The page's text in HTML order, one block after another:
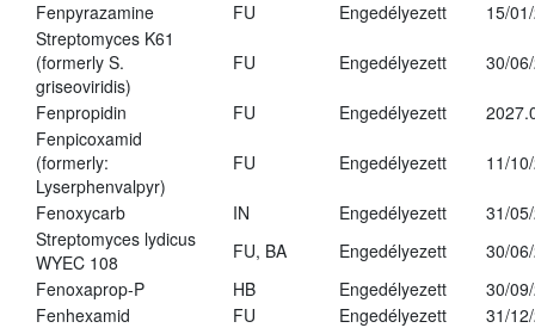
Fenpyrazamine
FU Engedélyezett
15/
Streptomyces K61
(formerly S.
griseoviridis)
FU Engedélyezett 30/
Fenpropidin FU Engedélyezett
Fenpicoxamid
(formerly:
Lyserphenvalpyr)
FU Engedélyezett 11/
Fenoxycarb IN Engedélyezett
31/
Streptomyces lydicus
WYEC 108
FU, BA Engedélyezett
30/
Fenoxaprop-P
HB Engedélyezett
30/
Fenhexamid
FU Engedélyezett
31/